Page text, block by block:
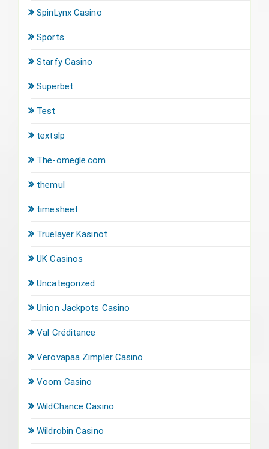
SpinLynx Casino
Sports
Starfy Casino
Superbet
Test
textslp
The-omegle.com
themul
timesheet
Truelayer Kasinot
UK Casinos
Uncategorized
Union Jackpots Casino
Val Créditance
Verovapaa Zimpler Casino
Voom Casino
WildChance Casino
Wildrobin Casino